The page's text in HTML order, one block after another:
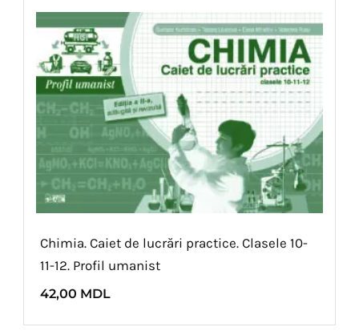
Chimia. Caiet de lucrări practice. Clasele 10-
11-12. Profil umanist
42,00 MDL